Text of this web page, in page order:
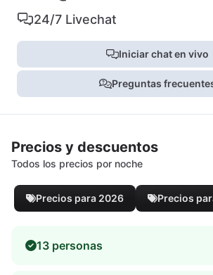
24/7 Livechat
Iniciar chat en vivo
Preguntas
Precios y descuentos
Todos los precios por noche
Precios para 2026 Precios
13 personas